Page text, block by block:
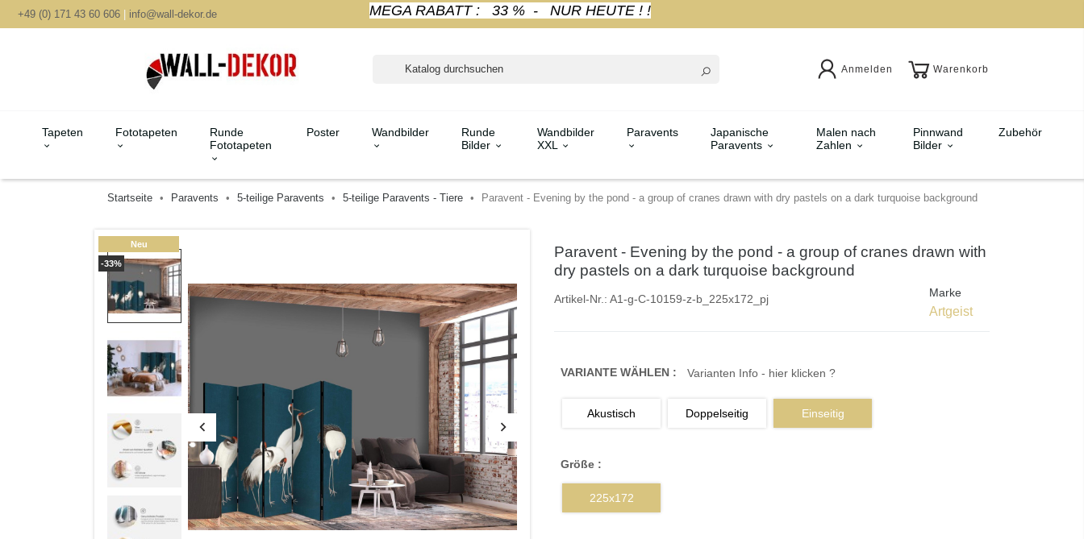
+49 (0) 171 43 60 606 | info@wall-dekor.de MEGA RABATT : 33 % - NUR HEUTE ! !
Anmelden Warenkorb
Tapeten Fototapeten
Runde
Fototapeten
Poster Wandbilder
Runde
Bilder
Wandbilder
XXL
Paravents
Japanische
Paravents
Malen nach
Zahlen
Pinnwand
Bilder
Zubehör
Startseite Paravents 5-teilige Paravents 5-teilige Paravents - Tiere Paravent - Evening by the pond - a group of cranes drawn with dry pastels on a dark turquoise background
-33%
Neu
Paravent - Evening by the pond - a group of cranes drawn with
dry pastels on a dark turquoise background
Artikel-Nr.: A1-g-C-10159-z-b_225x172_pj Marke
Artgeist
VARIANTE WÄHLEN : Varianten Info - hier klicken ?
Akustisch Doppelseitig Einseitig
Größe :
225x172